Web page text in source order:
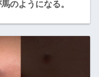
のようになる。